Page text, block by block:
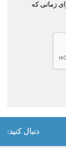
زمانی که
دنبال کنید: